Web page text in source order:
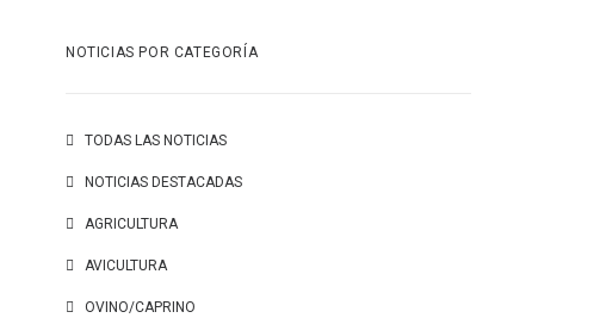
NOTICIAS POR CATEGORÍA
TODAS LAS NOTICIAS
NOTICIAS DESTACADAS
AGRICULTURA
AVICULTURA
OVINO/CAPRINO